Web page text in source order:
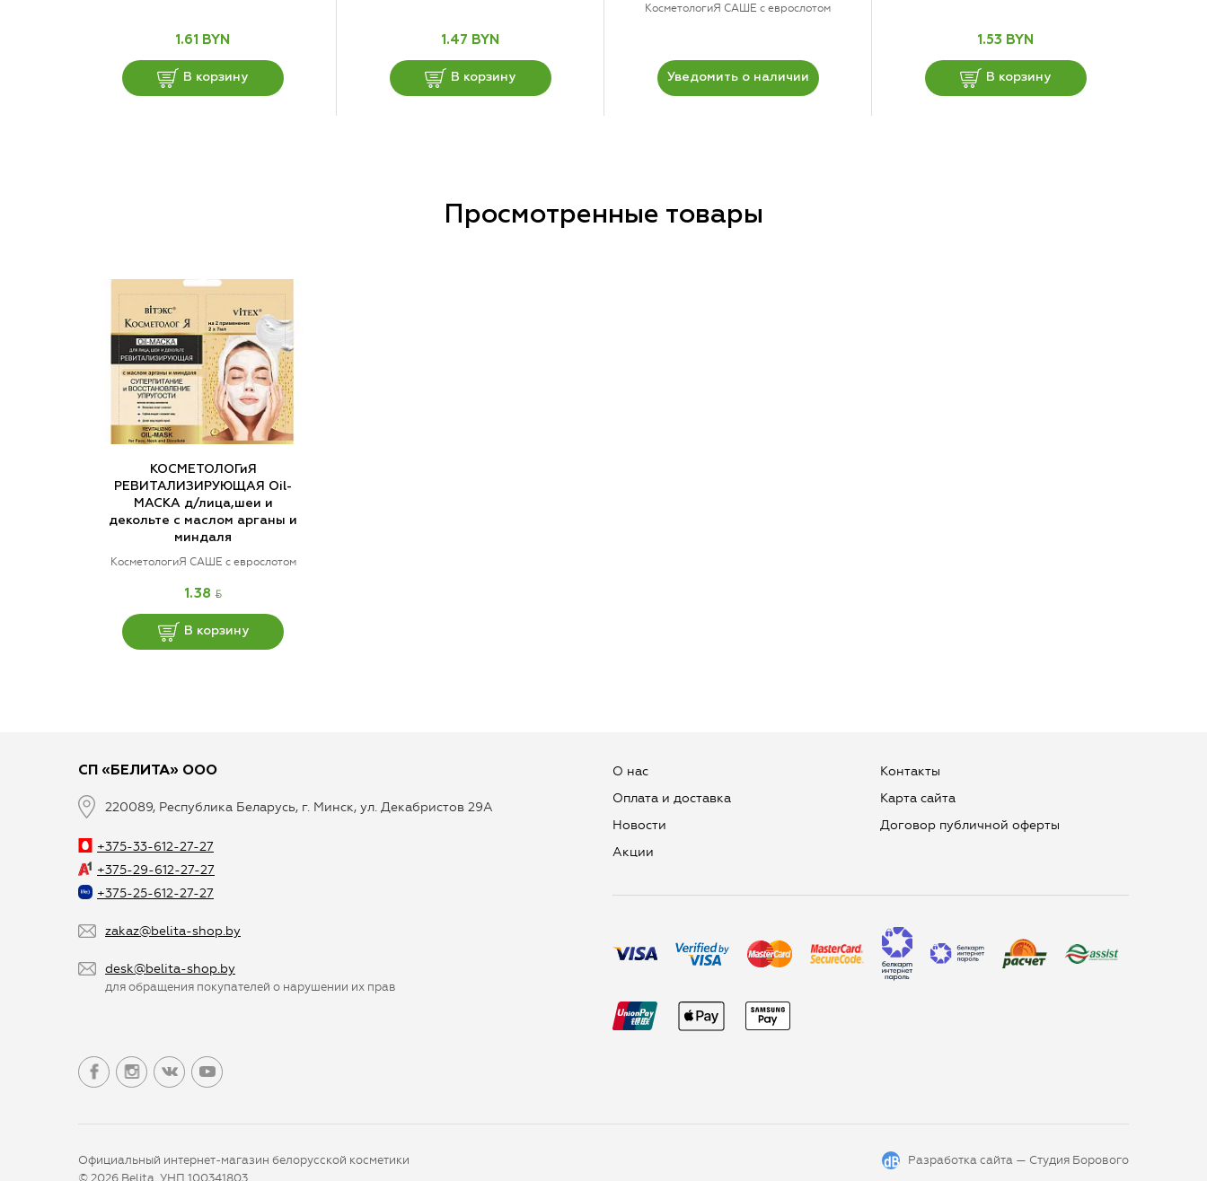
1.61 BYN
В корзину
1.47 BYN
В корзину
КосметологиЯ САШЕ с еврослотом
Уведомить о наличии
1.53 BYN
В корзину
Просмотренные товары
КОСМЕТОЛОГиЯ
РЕВИТАЛИЗИРУЮЩАЯ Oil-
МАСКА д/лица,шеи и
декольте с маслом арганы и
миндаля
КосметологиЯ САШЕ с еврослотом
1.38 BYN
В корзину
СП «БЕЛИТА» ООО
220089, Республика Беларусь, г. Минск, ул. Декабристов 29А
+375-33-612-27-27
+375-29-612-27-27
+375-25-612-27-27
zakaz@belita-shop.by
desk@belita-shop.by
для обращения покупателей о нарушении их прав
О нас
Оплата и доставка
Новости
Aкции
Контакты
Карта сайта
Договор публичной оферты
Официальный интернет-магазин белорусской косметики
© 2026 Belita, УНП 100341803
Разработка сайта — Студия Борового